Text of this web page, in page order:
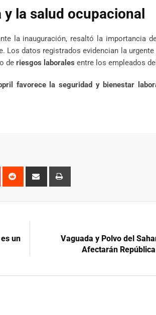
la salud ocupacional
la inauguración, resaltó la importancia
Los datos registrados evidencian la
de riesgos laborales entre los empleados
favorece la seguridad y bienestar
Pinterest Reddit
Share
un
Vaguada y Polvo del
Afectarán